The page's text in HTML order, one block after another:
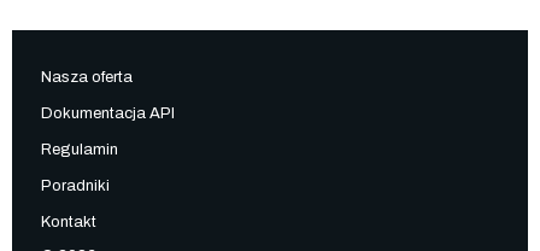
Nasza oferta
Dokumentacja API
Regulamin
Poradniki
Kontakt